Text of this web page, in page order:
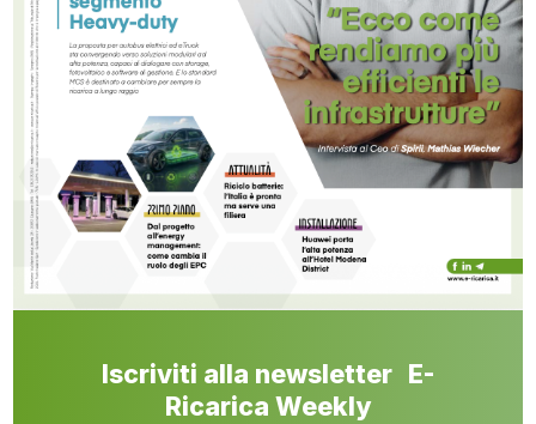
Iscriviti alla newsletter E-
Ricarica Weekly